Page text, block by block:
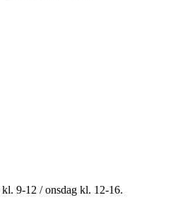
kl. 9-12 / onsdag kl. 12-16.